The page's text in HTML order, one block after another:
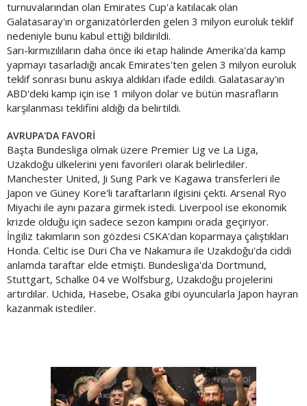
turnuvalarından olan Emirates Cup'a katılacak olan
Galatasaray'ın organizatörlerden gelen 3 milyon euroluk teklif
nedeniyle bunu kabul ettiği bildirildi.
Sarı-kırmızılıların daha önce iki etap halinde Amerika'da kamp
yapmayı tasarladığı ancak Emirates'ten gelen 3 milyon euroluk
teklif sonrası bunu askıya aldıkları ifade edildi. Galatasaray'ın
ABD'deki kamp için ise 1 milyon dolar ve bütün masrafların
karşılanması teklifini aldığı da belirtildi.
AVRUPA'DA FAVORİ
Başta Bundesliga olmak üzere Premier Lig ve La Liga,
Uzakdoğu ülkelerini yeni favorileri olarak belirlediler.
Manchester United, Ji Sung Park ve Kagawa transferleri ile
Japon ve Güney Kore'li taraftarların ilgisini çekti. Arsenal Ryo
Miyachi ile aynı pazara girmek istedi. Liverpool ise ekonomik
krizde olduğu için sadece sezon kampını orada geçiriyor.
İngiliz takımların son gözdesi CSKA'dan koparmaya çalıştıkları
Honda. Celtic ise Duri Cha ve Nakamura ile Uzakdoğu'da ciddi
anlamda taraftar elde etmişti. Bundesliga'da Dortmund,
Stuttgart, Schalke 04 ve Wolfsburg, Uzakdoğu projelerini
artırdılar. Uchida, Hasebe, Osaka gibi oyuncularla Japon hayran
kazanmak istediler.